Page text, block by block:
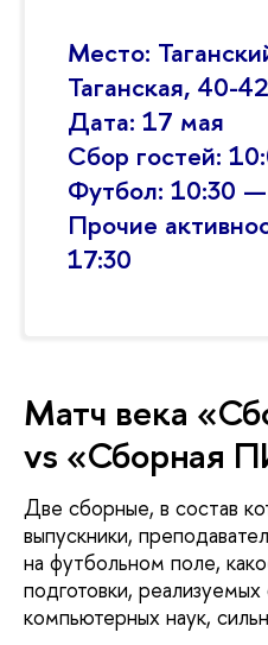
Место:
Таганская, 40-
Дата: 17 мая
Сбор гостей:
Футбол: 10:30
Прочие
17:30
Матч века
vs «Сборная
Две сборные, в состав
выпускники,
на футбольном поле,
подготовки, реализуемых
компьютерных наук,